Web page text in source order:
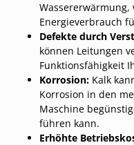
Wassererwärmung,
Energieverbrauch
Defekte durch
können Leitungen
Funktionsfähigkeit
Korrosion: Kalk
Korrosion in den
Maschine
führen kann.
Erhöhte